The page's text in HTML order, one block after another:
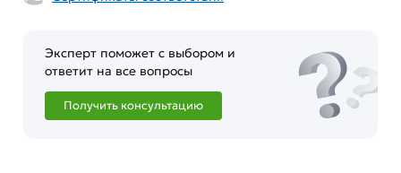
Эксперт поможет с выбором и
ответит на все вопросы
Получить консультацию